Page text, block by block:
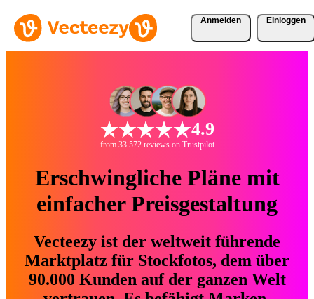
Anmelden Einloggen
4.9
from 33.572 reviews on Trustpilot
Erschwingliche Pläne mit
einfacher Preisgestaltung
Vecteezy ist der weltweit führende
Marktplatz für Stockfotos, dem über
90.000 Kunden auf der ganzen Welt